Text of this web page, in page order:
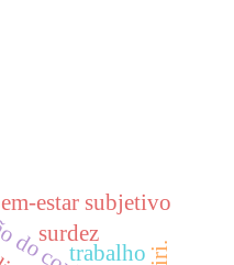
estar subjetivo
trabalho
surdez